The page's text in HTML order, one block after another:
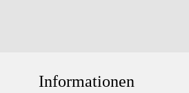
Informationen